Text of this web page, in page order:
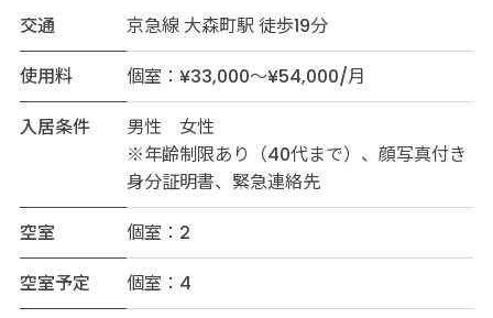
交通
京急線 大森町駅 徒歩19分
使用料
個室：¥33,000～¥54,000/月
入居条件
男性 女性
※年齢制限あり（40代まで）、顔写真付き
身分証明書、緊急連絡先
空室
個室：2
空室予定
個室：4